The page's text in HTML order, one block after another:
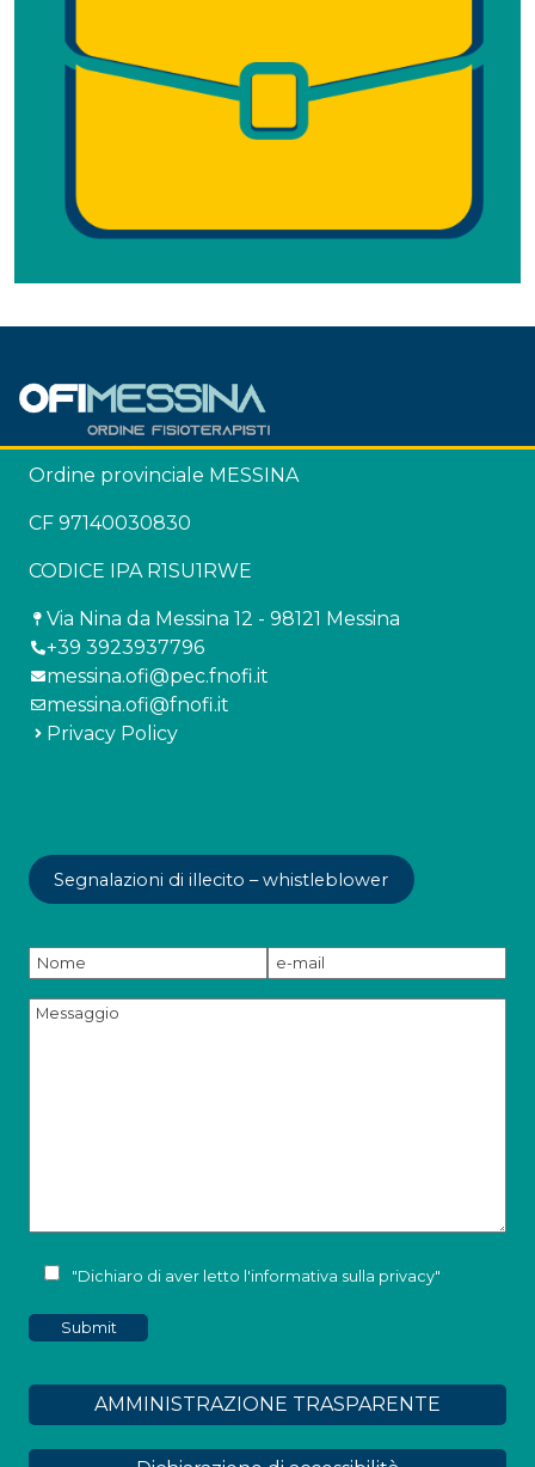
Ordine provinciale MESSINA
CF 97140030830
CODICE IPA R1SU1RWE
Via Nina da Messina 12 - 98121 Messina
+39 3923937796
messina.ofi@pec.fnofi.it
messina.ofi@fnofi.it
Privacy Policy
Segnalazioni di illecito – whistleblower
"Dichiaro di aver letto l'informativa sulla privacy"
AMMINISTRAZIONE TRASPARENTE